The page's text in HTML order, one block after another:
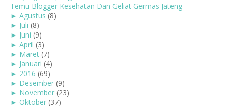
Temu Blogger Kesehatan Dan Geliat Germas Jateng
► Agustus (8)
► Juli (8)
► Juni (9)
► April (3)
► Maret (7)
► Januari (4)
► 2016 (69)
► Desember (9)
► November (23)
► Oktober (37)